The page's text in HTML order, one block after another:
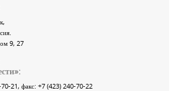
,
9, 27
»:
21, факс: +7 (423) 240-70-22